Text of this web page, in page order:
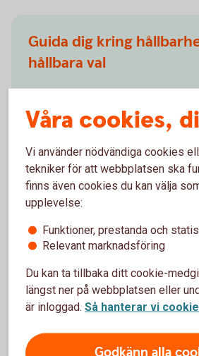
Guida dig kring
hållbara val
Beskriva hur en finansiell
Berätta vilka hållbara val du kan
Ta in önskemål om
guida kring våra
Fråga vad du har för önskemål
hållbarhet i ditt sparande
Förklara hur de produkter vi
Dokumentera dina
Våra cookies,
Vi använder nödvändiga cookies
tekniker för att webbplatsen ska
finns även cookies du kan välja
upplevelse:
Funktioner, prestanda och
Relevant marknadsföring
Du kan ta tillbaka ditt cookie-
längst ner på webbplatsen eller
är inloggad. Så hanterar vi
Godkänn alla